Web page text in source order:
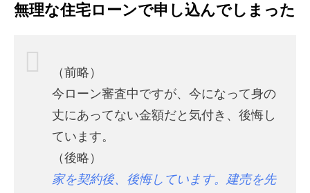
無理な住宅ローンで申し込んでしまった
（前略）
今ローン審査中ですが、今になって身の
丈にあってない金額だと気付き、後悔し
ています。
（後略）
家を契約後、後悔しています。建売を先